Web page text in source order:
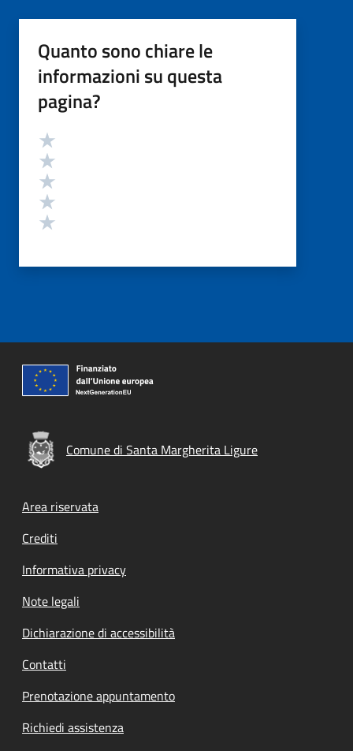
Quanto sono chiare le
informazioni su questa
pagina?
Valutazione
Comune di Santa Margherita Ligure
Footer menu
Area riservata
Crediti
Informativa privacy
Note legali
Dichiarazione di accessibilità
Contatti
Prenotazione appuntamento
Richiedi assistenza